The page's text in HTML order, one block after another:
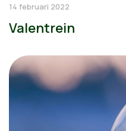
14 februari 2022
Valentrein